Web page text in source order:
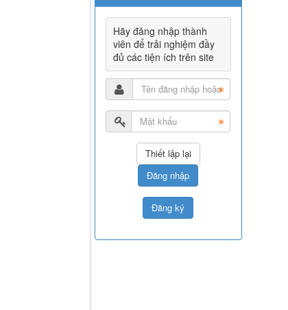
Hãy đăng nhập thành
viên để trải nghiệm đầy
đủ các tiện ích trên site
Đăng nhập
Đăng ký